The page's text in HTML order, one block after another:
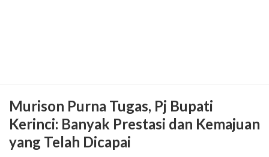
Murison Purna Tugas, Pj Bupati
Kerinci: Banyak Prestasi dan Kemajuan
yang Telah Dicapai